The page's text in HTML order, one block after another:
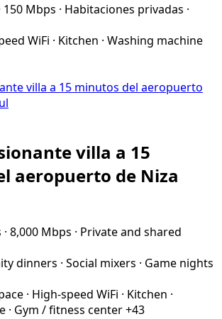
150 Mbps · Habitaciones privadas ·
WiFi · Kitchen · Washing machine
villa a 15
aeropuerto de Niza
· 8,000 Mbps · Private and shared
dinners · Social mixers · Game nights
· High-speed WiFi · Kitchen ·
· Gym / fitness center+43